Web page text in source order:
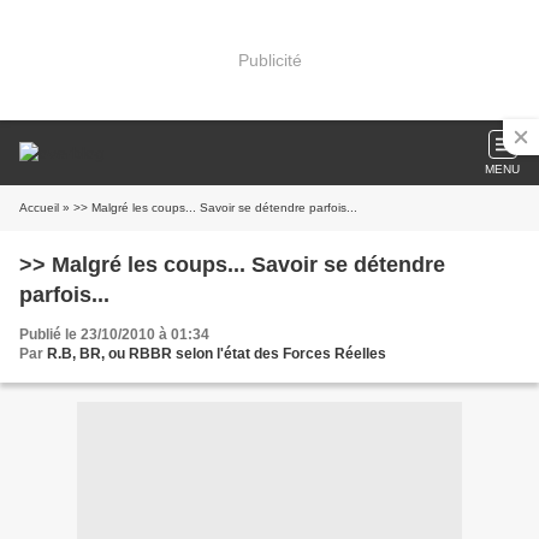
Publicité
MENU
Accueil » >> Malgré les coups... Savoir se détendre parfois...
>> Malgré les coups... Savoir se détendre
parfois...
Publié le 23/10/2010 à 01:34
Par R.B, BR, ou RBBR selon l'état des Forces Réelles